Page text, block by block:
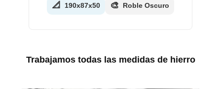
📐 190x87x50 🎨 Roble Oscuro
Trabajamos todas las medidas de hierro